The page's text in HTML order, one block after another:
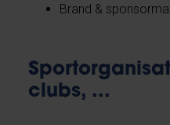
Brand &
clubs, ...